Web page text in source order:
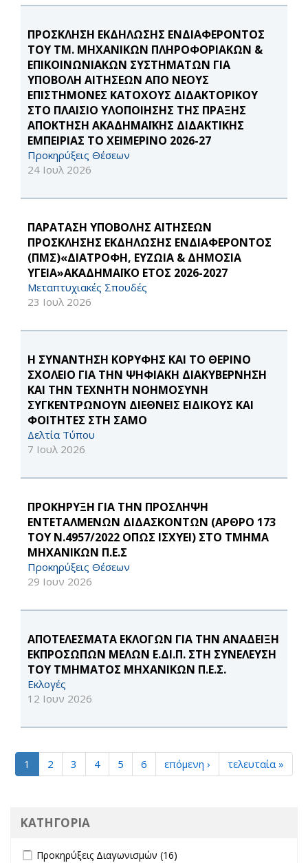
ΠΡΟΣΚΛΗΣΗ ΕΚΔΗΛΩΣΗΣ ΕΝΔΙΑΦΕΡΟΝΤΟΣ
ΤΟΥ ΤΜ. ΜΗΧΑΝΙΚΩΝ ΠΛΗΡΟΦΟΡΙΑΚΩΝ &
ΕΠΙΚΟΙΝΩΝΙΑΚΩΝ ΣΥΣΤΗΜΑΤΩΝ ΓΙΑ
ΥΠΟΒΟΛΗ ΑΙΤΗΣΕΩΝ ΑΠΟ ΝΕΟΥΣ
ΕΠΙΣΤΗΜΟΝΕΣ ΚΑΤΟΧΟΥΣ ΔΙΔΑΚΤΟΡΙΚΟΥ
ΣΤΟ ΠΛΑΙΣΙΟ ΥΛΟΠΟΙΗΣΗΣ ΤΗΣ ΠΡΑΞΗΣ
ΑΠΟΚΤΗΣΗ ΑΚΑΔΗΜΑΪΚΗΣ ΔΙΔΑΚΤΙΚΗΣ
ΕΜΠΕΙΡΙΑΣ ΤΟ ΧΕΙΜΕΡΙΝΟ 2026-27
Προκηρύξεις Θέσεων
24 Ιουλ 2026
ΠΑΡΑΤΑΣΗ ΥΠΟΒΟΛΗΣ ΑΙΤΗΣΕΩΝ
ΠΡΟΣΚΛΗΣΗΣ ΕΚΔΗΛΩΣΗΣ ΕΝΔΙΑΦΕΡΟΝΤΟΣ
(ΠΜΣ)«ΔΙΑΤΡΟΦΗ, ΕΥΖΩΙΑ & ΔΗΜΟΣΙΑ
ΥΓΕΙΑ»ΑΚΑΔΗΜΑΪΚΟ ΕΤΟΣ 2026-2027
Μεταπτυχιακές Σπουδές
23 Ιουλ 2026
Η ΣΥΝΑΝΤΗΣΗ ΚΟΡΥΦΗΣ ΚΑΙ ΤΟ ΘΕΡΙΝΟ
ΣΧΟΛΕΙΟ ΓΙΑ ΤΗΝ ΨΗΦΙΑΚΗ ΔΙΑΚΥΒΕΡΝΗΣΗ
ΚΑΙ ΤΗΝ ΤΕΧΝΗΤΗ ΝΟΗΜΟΣΥΝΗ
ΣΥΓΚΕΝΤΡΩΝΟΥΝ ΔΙΕΘΝΕΙΣ ΕΙΔΙΚΟΥΣ ΚΑΙ
ΦΟΙΤΗΤΕΣ ΣΤΗ ΣΑΜΟ
Δελτία Τύπου
7 Ιουλ 2026
ΠΡΟΚΗΡΥΞΗ ΓΙΑ ΤΗΝ ΠΡΟΣΛΗΨΗ
ΕΝΤΕΤΑΛΜΕΝΩΝ ΔΙΔΑΣΚΟΝΤΩΝ (ΑΡΘΡΟ 173
ΤΟΥ Ν.4957/2022 ΟΠΩΣ ΙΣΧΥΕΙ) ΣΤΟ ΤΜΗΜΑ
ΜΗΧΑΝΙΚΩΝ Π.Ε.Σ
Προκηρύξεις Θέσεων
29 Ιουν 2026
ΑΠΟΤΕΛΕΣΜΑΤΑ ΕΚΛΟΓΩΝ ΓΙΑ ΤΗΝ ΑΝΑΔΕΙΞΗ
ΕΚΠΡΟΣΩΠΩΝ ΜΕΛΩΝ Ε.ΔΙ.Π. ΣΤΗ ΣΥΝΕΛΕΥΣΗ
ΤΟΥ ΤΜΗΜΑΤΟΣ ΜΗΧΑΝΙΚΩΝ Π.Ε.Σ.
Εκλογές
12 Ιουν 2026
1 2 3 4 5 6 επόμενη › τελευταία »
ΚΑΤΗΓΟΡΙΑ
Apply Προκηρύξεις Διαγωνισμών filter
Προκηρύξεις Διαγωνισμών (16)